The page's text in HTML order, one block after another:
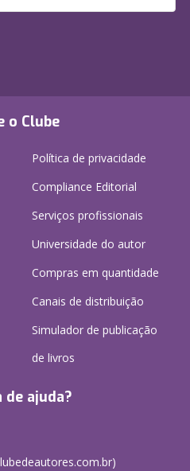
o Clube
Política de privacidade
Compliance Editorial
Serviços profissionais
Universidade do autor
Compras em quantidade
Canais de distribuição
Simulador de publicação
de livros
de ajuda?